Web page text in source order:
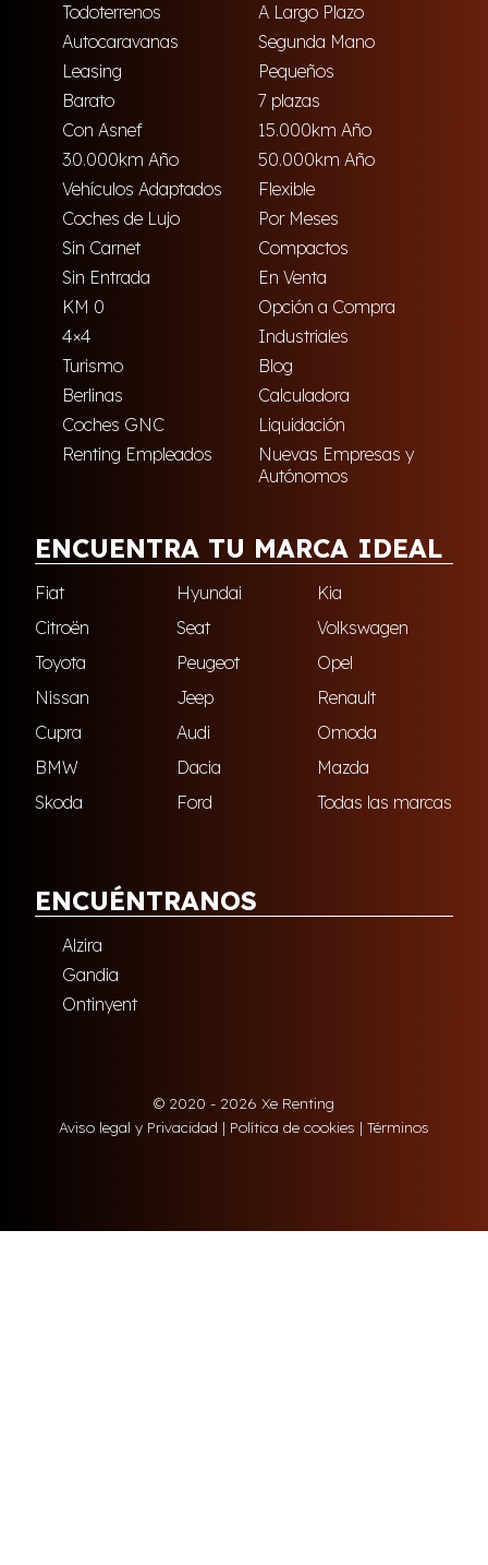
Todoterrenos
A Largo Plazo
Autocaravanas
Segunda Mano
Leasing
Pequeños
Barato
7 plazas
Con Asnef
15.000km Año
30.000km Año
50.000km Año
Vehículos Adaptados
Flexible
Coches de Lujo
Por Meses
Sin Carnet
Compactos
Sin Entrada
En Venta
KM 0
Opción a Compra
4×4
Industriales
Turismo
Blog
Berlinas
Calculadora
Coches GNC
Liquidación
Renting Empleados
Nuevas Empresas y
Autónomos
ENCUENTRA TU MARCA IDEAL
Fiat Hyundai
Kia
Citroën
Seat
Volkswagen
Toyota
Peugeot
Opel
Nissan
Jeep
Renault
Cupra
Audi
Omoda
BMW
Dacia
Mazda
Skoda
Ford Todas las marcas
ENCUÉNTRANOS
Alzira
Gandia
Ontinyent
© 2020 - 2026 Xe Renting
Aviso legal y Privacidad | Política de cookies | Términos